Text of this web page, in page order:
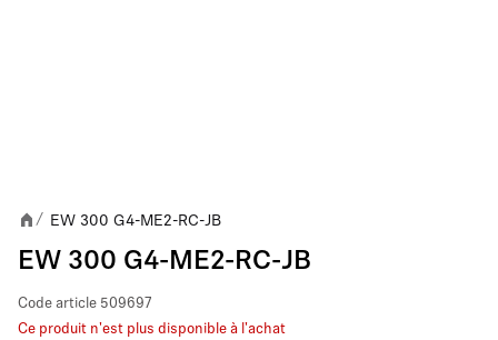
/ EW 300 G4-ME2-RC-JB
EW 300 G4-ME2-RC-JB
Code article 509697
Ce produit n'est plus disponible à l'achat